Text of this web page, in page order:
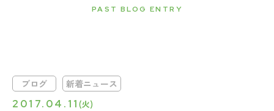
PAST BLOG ENTRY
2017.04.11 (火)
ブログ 新着ニュース